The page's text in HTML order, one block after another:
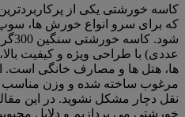
کاسه خورشتی یکی از
که برای سرو انواع خورش ها،
عددی) با طراحی ویژه و کیفیت
ها، هتل ها و مصارف خانگی است.
مرغوب ساخته شده و وزن
نقل دچار مشکل نشوید. در این
خورشتی می پردازیم و دلایل